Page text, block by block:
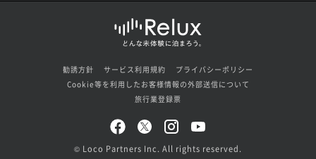
勧誘方針 サービス利用規約
プライバシーポリシー
Cookie等を利用したお客様情報の外部送信について
旅行業登録票
© Loco Partners Inc. All rights reserved.